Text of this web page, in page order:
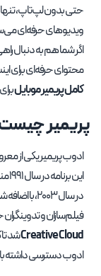
حتی بدون لپ‌تاپ،
ویدیوهای حرفه‌ای
اگر شما هم به دنبال
محتوای حرفه‌ای برای
کامل پریمیر موبایل
پریمیر
ادوب پریمیر یکی از
این برنامه در سال ۱۹۹۱ منتشر شد و تحولی بزرگ در صنعت تدوین به وجود آورد.
در سال ۲۰۰۳، با اضافه شدن پسوند
فیلم‌سازان و تدوینگران
Creative Cloudشد تا
ادوب دسترسی داشته